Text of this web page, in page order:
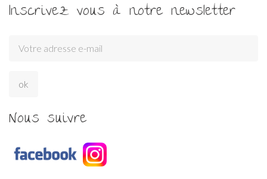
Inscrivez vous à notre newsletter
Nous suivre